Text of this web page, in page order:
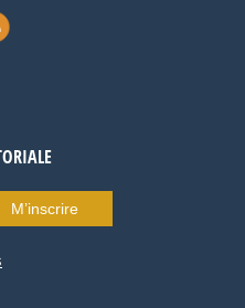
M’inscrire